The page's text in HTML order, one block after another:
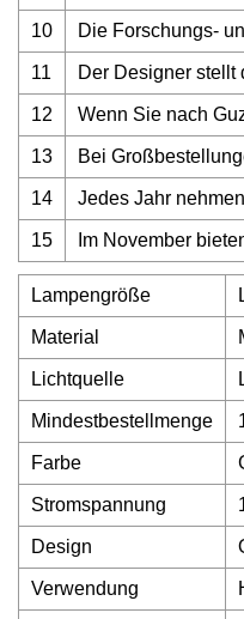
10 Die Forschungs-
11 Der Designer stellt
12 Wenn Sie nach
13 Bei
14 Jedes Jahr
15 Im November
Lampengröße
Material
Lichtquelle
Mindestbestellmenge
Farbe
Stromspannung
Design
Verwendung